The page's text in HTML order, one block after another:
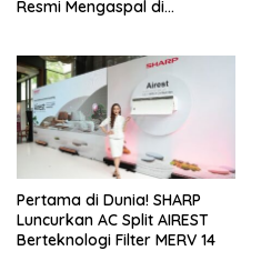
Resmi Mengaspal di
Pertama di Dunia! SHARP
Luncurkan AC Split AIREST
Berteknologi Filter MERV 14